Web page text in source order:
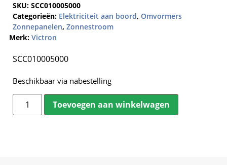
SKU: SCC010005000
Categorieën: Elektriciteit aan boord, Omvormers
Zonnepanelen, Zonnestroom
Merk: Victron
SCC010005000
Beschikbaar via nabestelling
Toevoegen aan winkelwagen